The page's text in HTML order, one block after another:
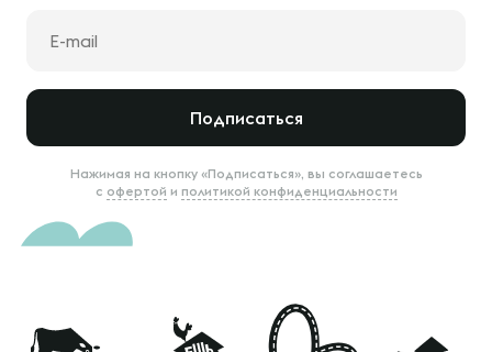
Подписаться
Нажимая на кнопку «Подписаться», вы соглашаетесь
с офертой и политикой конфиденциальности